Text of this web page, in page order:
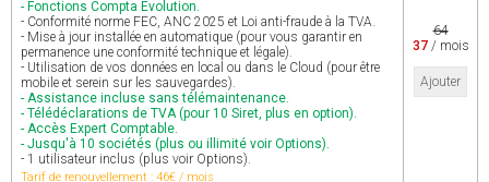
- Fonctions Compta Evolution.
- Conformité norme FEC, ANC 2025 et Loi anti-fraude à la TVA.
- Mise à jour installée en automatique (pour vous garantir en
permanence une conformité technique et légale).
- Utilisation de vos données en local ou dans le Cloud (pour être
mobile et serein sur les sauvegardes).
- Assistance incluse sans télémaintenance.
- Télédéclarations de TVA (pour 10 Siret, plus en option).
- Accès Expert Comptable.
- Jusqu'à 10 sociétés (plus ou illimité voir Options).
- 1 utilisateur inclus (plus voir Options).
Tarif de renouvellement : 46€ / mois
64
37/ mois
Ajouter